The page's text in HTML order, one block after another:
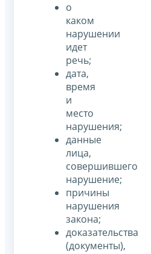
о
каком
нарушении
идет
речь;
дата,
время
и
место
нарушения;
данные
лица,
совершившего
нарушение;
причины
нарушения
закона;
доказательства
(документы),